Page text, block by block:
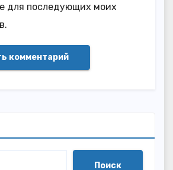
для последующих моих
Поиск